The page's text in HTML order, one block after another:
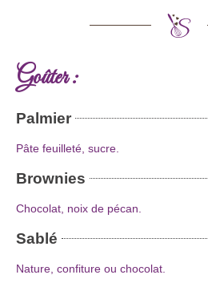
Goûter :
Palmier
Pâte feuilleté, sucre.
Brownies
Chocolat, noix de pécan.
Sablé
Nature, confiture ou chocolat.